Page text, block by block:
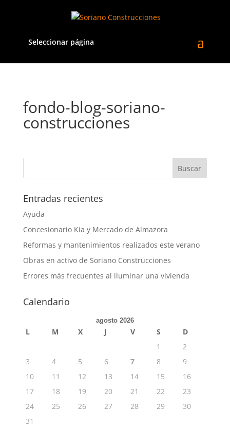
Seleccionar página
fondo-blog-soriano-
construcciones
Entradas recientes
Ayuda
Concesionario Kia y Mercado de Almazora
Reformas y mantenimientos realizados este verano
Obras en activo de Soriano Construcciones
Errores más frecuentes al iluminar una vivienda
Calendario
agosto 2026
L M X J V S
D
1
2
3
4 5 6 7 8
9
10
11 12 13 14 15
16
17
18 19 20 21 22
23
24
25 26 27 28 29
30
31